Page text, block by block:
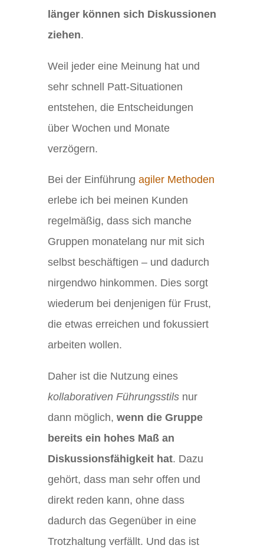
länger können sich Diskussionen
ziehen.
Weil jeder eine Meinung hat und
sehr schnell Patt-Situationen
entstehen, die Entscheidungen
über Wochen und Monate
verzögern.
Bei der Einführung agiler Methoden
erlebe ich bei meinen Kunden
regelmäßig, dass sich manche
Gruppen monatelang nur mit sich
selbst beschäftigen – und dadurch
nirgendwo hinkommen. Dies sorgt
wiederum bei denjenigen für Frust,
die etwas erreichen und fokussiert
arbeiten wollen.
Daher ist die Nutzung eines
kollaborativen Führungsstilsnur
dann möglich, wenn die Gruppe
bereits ein hohes Maß an
Diskussionsfähigkeit hat. Dazu
gehört, dass man sehr offen und
direkt reden kann, ohne dass
dadurch das Gegenüber in eine
Trotzhaltung verfällt. Und das ist